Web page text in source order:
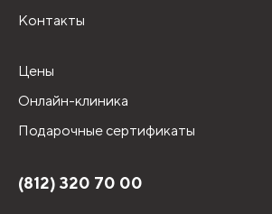
Контакты
Цены
Онлайн-клиника
Подарочные сертификаты
(812) 320 70 00